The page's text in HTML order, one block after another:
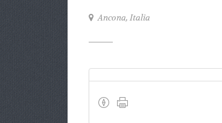
Ancona, Italia